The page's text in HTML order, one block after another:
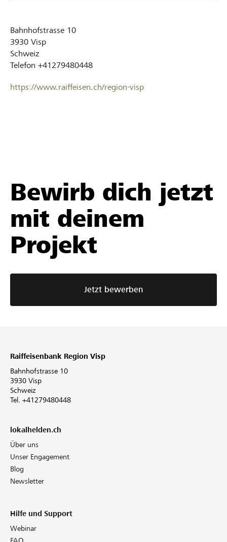
Bahnhofstrasse 10
3930 Visp
Schweiz
Telefon +41279480448
https://www.raiffeisen.ch/region-visp
Bewirb dich jetzt
mit deinem
Projekt
Jetzt bewerben
Raiffeisenbank Region Visp
Bahnhofstrasse 10
3930 Visp
Schweiz
Tel. +41279480448
lokalhelden.ch
Über uns
Unser Engagement
Blog
Newsletter
Hilfe und Support
Webinar
FAQ